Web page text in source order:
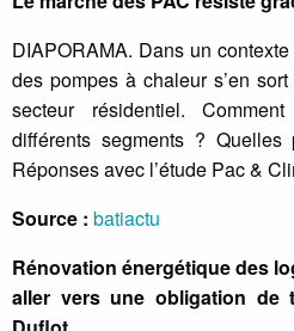
DIAPORAMA. Dans un
des pompes à chaleur s’en
secteur résidentiel.
différents segments ?
Réponses avec l’étude Pac &
Source : batiactu
Rénovation énergétique des
aller vers une obligation de